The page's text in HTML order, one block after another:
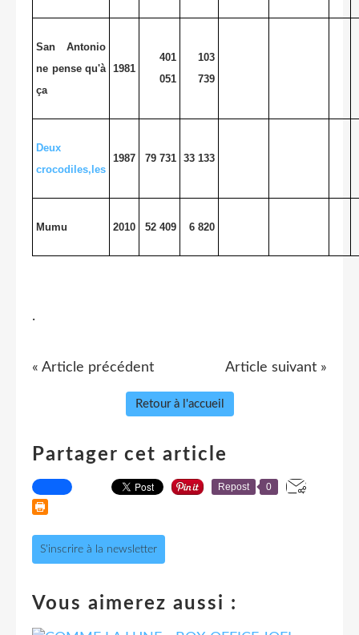
San Antonio
ne pense qu'à
ça
1981
401
051
103
739
Deux
crocodiles,les
1987 79 731 33 133
Mumu 2010 52 409 6 820
.
« Article précédent Article suivant »
Retour à l'accueil
Partager cet article
Repost 0
S'inscrire à la newsletter
Vous aimerez aussi :